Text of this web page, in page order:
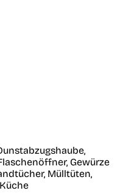
Gewürze
Mülltüten,